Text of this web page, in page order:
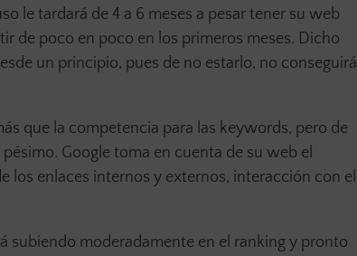
le tardará de 4 a 6 meses a pesar tener su web
de poco en poco en los primeros meses. Dicho
un principio, pues de no estarlo, no conseguirá
que la competencia para las keywords, pero de
Google toma en cuenta de su web el
los enlaces internos y externos, interacción con el
subiendo moderadamente en el ranking y pronto